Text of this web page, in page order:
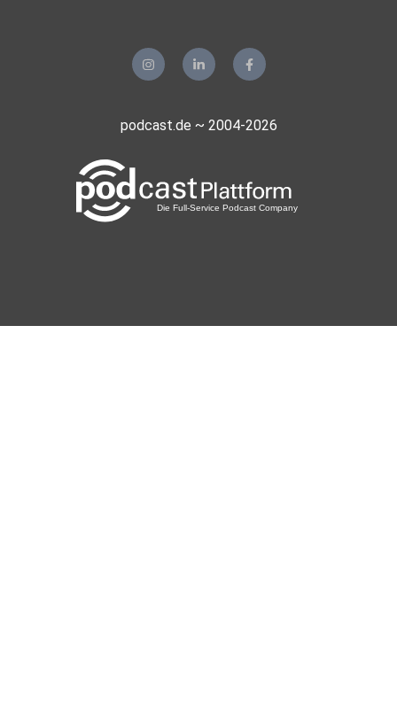
podcast.de ~ 2004-2026